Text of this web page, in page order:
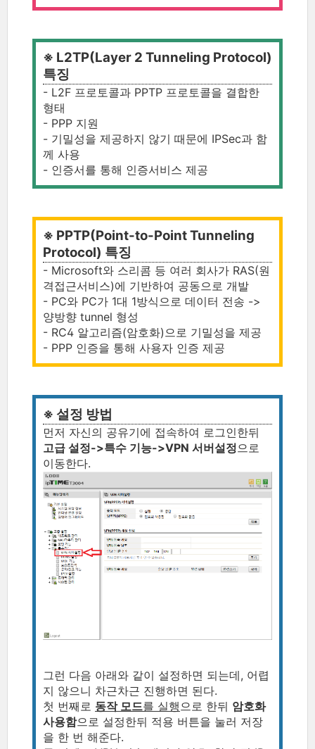
※ L2TP(Layer 2 Tunneling Protocol)
특징
- L2F 프로토콜과 PPTP 프로토콜을 결합한
형태
- PPP 지원
- 기밀성을 제공하지 않기 때문에 IPSec과 함
께 사용
- 인증서를 통해 인증서비스 제공
※ PPTP(Point-to-Point Tunneling
Protocol) 특징
- Microsoft와 스리콤 등 여러 회사가 RAS(원
격접근서비스)에 기반하여 공동으로 개발
- PC와 PC가 1대 1방식으로 데이터 전송 ->
양방향 tunnel 형성
- RC4 알고리즘(암호화)으로 기밀성을 제공
- PPP 인증을 통해 사용자 인증 제공
※ 설정 방법
먼저 자신의 공유기에 접속하여 로그인한뒤
고급 설정->특수 기능->VPN 서버설정으로
이동한다.
그런 다음 아래와 같이 설정하면 되는데, 어렵
지 않으니 차근차근 진행하면 된다.
첫 번째로 동작 모드를 실행 으로 한뒤 암호화
사용함으로 설정한뒤 적용 버튼을 눌러 저장
을 한 번 해준다.